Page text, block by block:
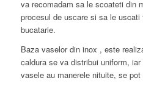
va recomadam sa le scoateti din
procesul de uscare si sa le uscati
bucatarie.
Baza vaselor din inox , este
caldura se va distribui uniform,
vasele au manerele nituite, se